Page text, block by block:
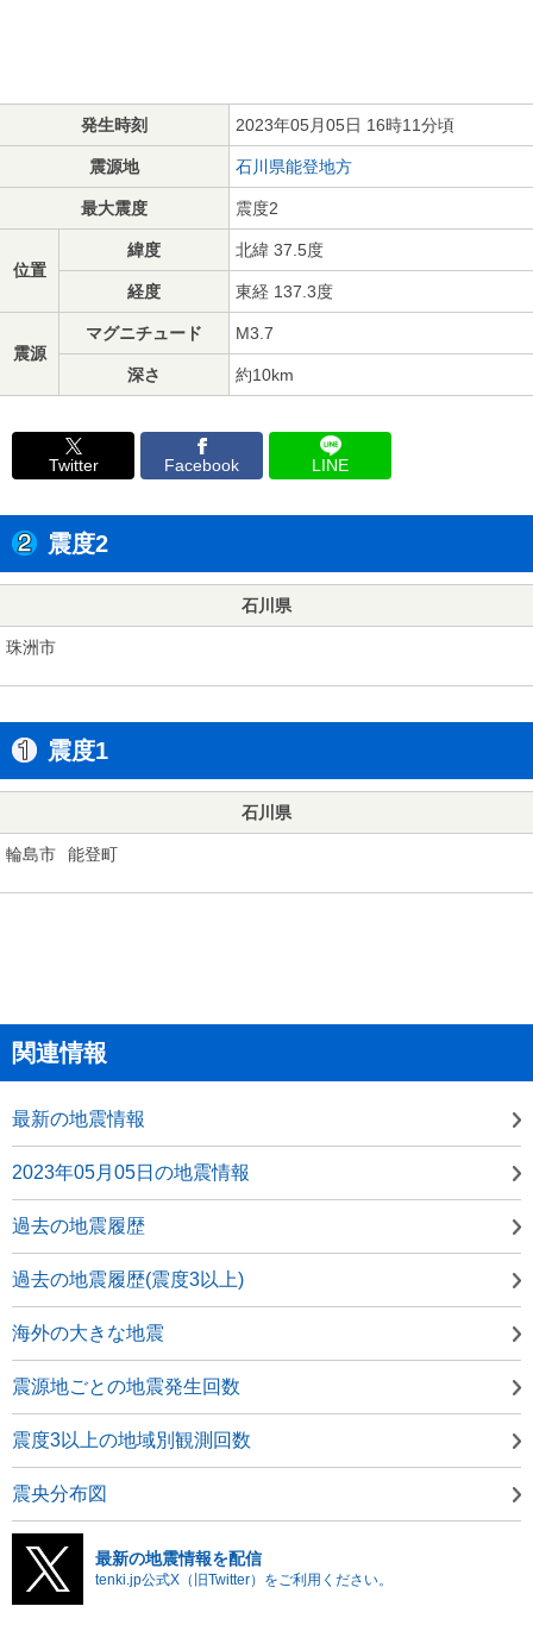
発生時刻 2023年05月05日 16時11分頃
震源地 石川県能登地方
最大震度 震度2
位置
緯度 北緯 37.5度
経度 東経 137.3度
震源
マグニチュード M3.7
深さ 約10km
Twitter Facebook LINE
震度2
石川県
珠洲市
震度1
石川県
輪島市 能登町
関連情報
最新の地震情報
2023年05月05日の地震情報
過去の地震履歴
過去の地震履歴(震度3以上)
海外の大きな地震
震源地ごとの地震発生回数
震度3以上の地域別観測回数
震央分布図
最新の地震情報を配信
tenki.jp公式X（旧Twitter）をご利用ください。